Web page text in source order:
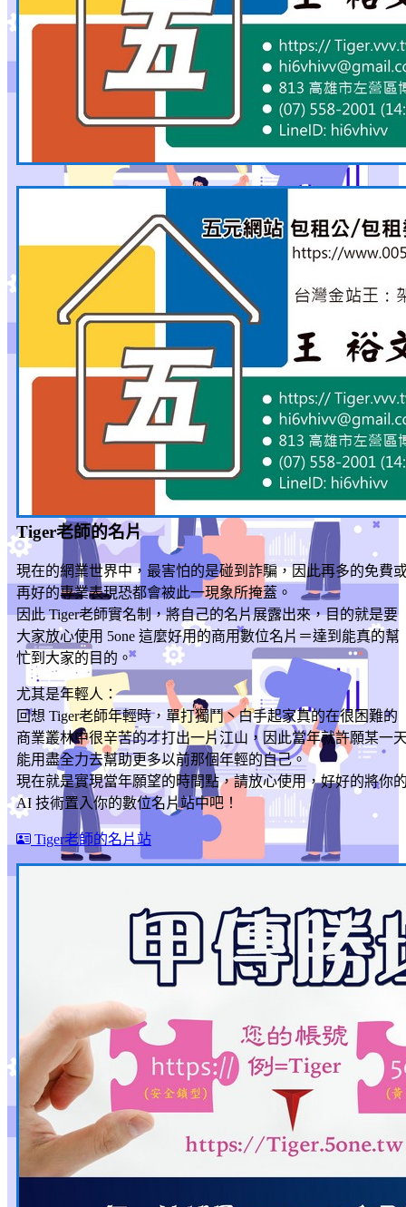
Tiger老師的名片
現在的網業世界中，最害怕的是碰到詐騙，因此再多的免費
再好的專業表現恐都會被此一現象所掩蓋。
因此 Tiger老師實名制，將自己的名片展露出來，目的就是要
大家放心使用 5one 這麼好用的商用數位名片＝達到能真的幫
忙到大家的目的。
尤其是年輕人：
回想 Tiger老師年輕時，單打獨鬥丶白手起家真的在很困難的
商業叢林中很辛苦的才打出一片江山，因此當年就許願某一
能用盡全力去幫助更多以前那個年輕的自己。
現在就是實現當年願望的時間點，請放心使用，好好的將你
AI 技術置入你的數位名片站中吧！
Tiger老師的名片站